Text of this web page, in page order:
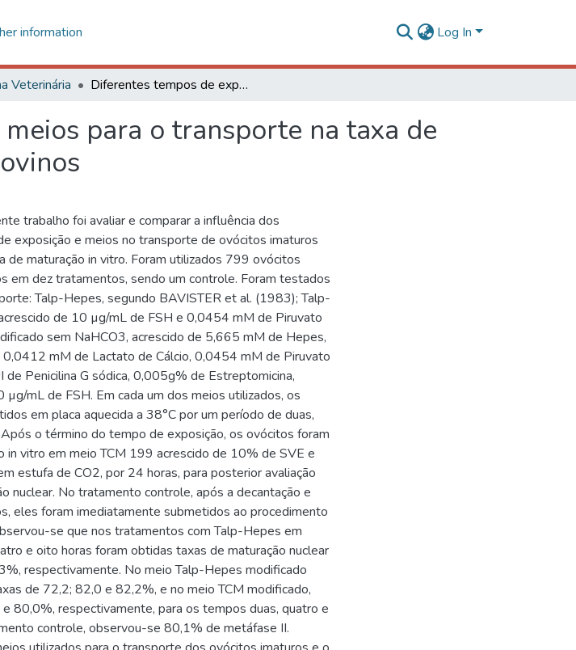
information Log In
Veterinária Diferentes tempos de exposição e meios para o transporte na taxa de maturação "in vitro" de ovócitos bovinos
para o transporte na taxa de
trabalho foi avaliar e comparar a influência dos
exposição e meios no transporte de ovócitos imaturos
de maturação in vitro. Foram utilizados 799 ovócitos
em dez tratamentos, sendo um controle. Foram testados
Talp-Hepes, segundo BAVISTER et al. (1983); Talp-
de 10 µg/mL de FSH e 0,0454 mM de Piruvato
sem NaHCO3, acrescido de 5,665 mM de Hepes,
mM de Lactato de Cálcio, 0,0454 mM de Piruvato
Penicilina G sódica, 0,005g% de Estreptomicina,
mL de FSH. Em cada um dos meios utilizados, os
em placa aquecida a 38°C por um período de duas,
o término do tempo de exposição, os ovócitos foram
in vitro em meio TCM 199 acrescido de 10% de SVE e
estufa de CO2, por 24 horas, para posterior avaliação
nuclear. No tratamento controle, após a decantação e
eles foram imediatamente submetidos ao procedimento
se que nos tratamentos com Talp-Hepes em
e oito horas foram obtidas taxas de maturação nuclear
respectivamente. No meio Talp-Hepes modificado
de 72,2; 82,0 e 82,2%, e no meio TCM modificado,
80,0%, respectivamente, para os tempos duas, quatro e
controle, observou-se 80,1% de metáfase II.